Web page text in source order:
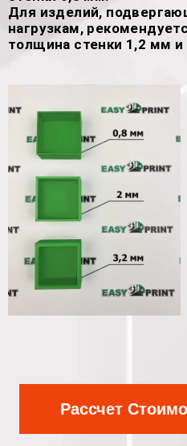
Для изделий,
нагрузкам,
толщина стенки 1,2 мм и
Рассчет